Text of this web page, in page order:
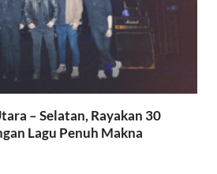
– Selatan, Rayakan 30
Lagu Penuh Makna